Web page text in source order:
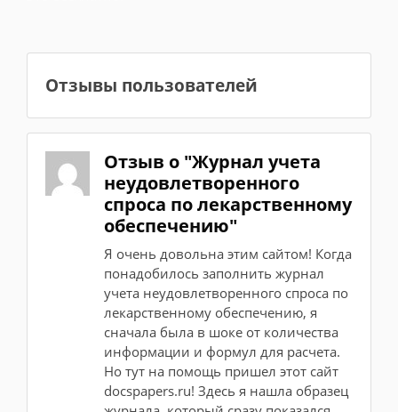
Отзывы пользователей
Отзыв о "Журнал учета
неудовлетворенного
спроса по лекарственному
обеспечению"
Я очень довольна этим сайтом! Когда
понадобилось заполнить журнал
учета неудовлетворенного спроса по
лекарственному обеспечению, я
сначала была в шоке от количества
информации и формул для расчета.
Но тут на помощь пришел этот сайт
docspapers.ru! Здесь я нашла образец